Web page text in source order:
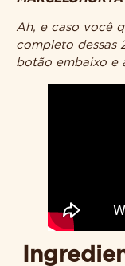
Ah, e caso você
completo dessas
botão embaixo e